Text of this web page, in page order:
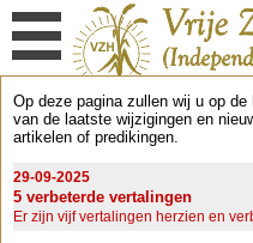
Op deze pagina zullen wij u op de
van de laatste wijzigingen en
artikelen of predikingen.
29-09-2025
5 verbeterde vertalingen
Er zijn vijf vertalingen herzien en